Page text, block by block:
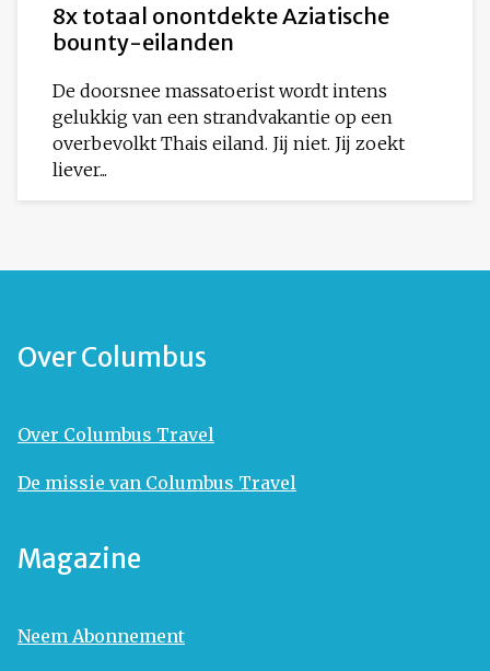
8x totaal onontdekte Aziatische
bounty-eilanden
De doorsnee massatoerist wordt intens
gelukkig van een strandvakantie op een
overbevolkt Thais eiland. Jij niet. Jij zoekt
liever...
Over Columbus
Over Columbus Travel
De missie van Columbus Travel
Magazine
Neem Abonnement